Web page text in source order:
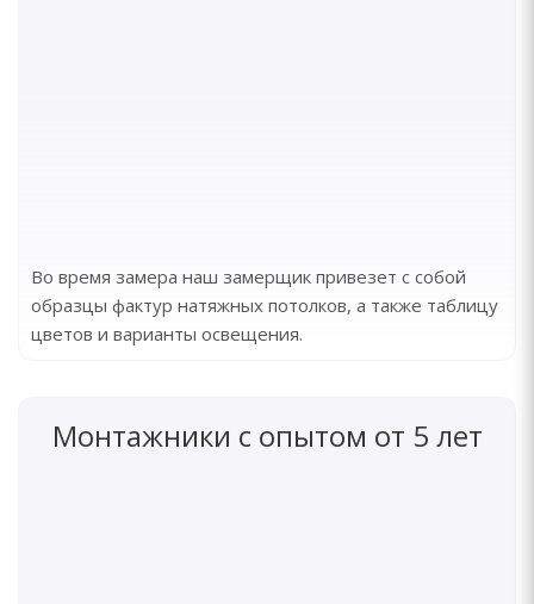
Во время замера наш замерщик привезет с собой
образцы фактур натяжных потолков, а также таблицу
цветов и варианты освещения.
Монтажники с опытом от 5 лет